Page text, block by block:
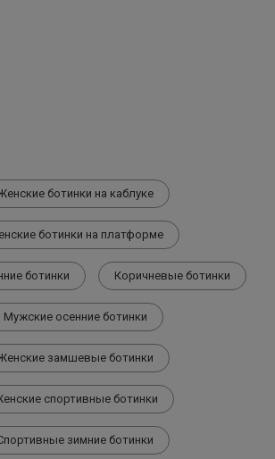
ботинки на каблуке
ботинки на платформе
ботинки Коричневые ботинки
Мужские осенние ботинки
замшевые ботинки
спортивные ботинки
зимние ботинки